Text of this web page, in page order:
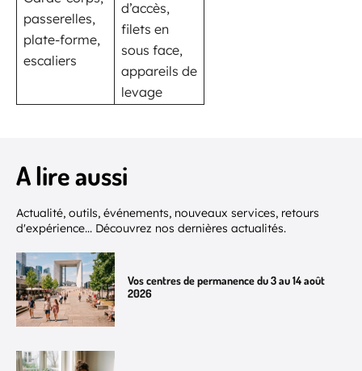
passerelles,
plate-forme,
escaliers
d’accès,
filets en
sous face,
appareils de
levage
A lire aussi
Actualité, outils, événements, nouveaux services, retours
d'expérience... Découvrez nos dernières actualités.
Vos centres de permanence du 3 au 14 août
2026